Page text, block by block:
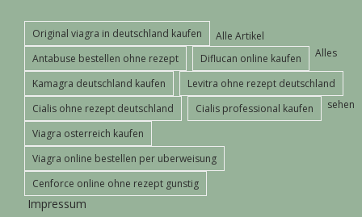
Original viagra in deutschland kaufen
Antabuse bestellen ohne rezept
Diflucan online kaufen
Kamagra deutschland kaufen
Levitra ohne rezept deutschland
Cialis ohne rezept deutschland
Cialis professional kaufen
Viagra osterreich kaufen
Viagra online bestellen per uberweisung
Cenforce online ohne rezept gunstig
Alle Artikel
Alles
sehen
Impressum